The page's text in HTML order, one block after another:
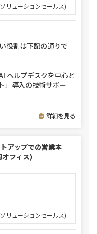
リューションセールス)
役割は下記の通りで
ヘルプデスクを中心と
」導入の技術サポー
詳細を見る
アップでの営業本
フィス)
リューションセールス)